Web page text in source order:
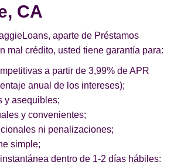
CA
aparte de Préstamos
mal crédito, usted tiene garantía para:
a partir de 3,99% de APR
anual de los intereses);
y asequibles;
y convenientes;
ni penalizaciones;
simple;
dentro de 1-2 días hábiles;